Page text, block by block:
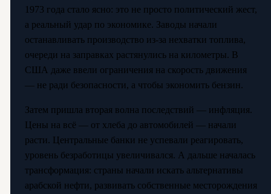
1973 года стало ясно: это не просто политический жест,
а реальный удар по экономике. Заводы начали
останавливать производство из-за нехватки топлива,
очереди на заправках растянулись на километры. В
США даже ввели ограничения на скорость движения
— не ради безопасности, а чтобы экономить бензин.
Затем пришла вторая волна последствий — инфляция.
Цены на всё — от хлеба до автомобилей — начали
расти. Центральные банки не успевали реагировать,
уровень безработицы увеличивался. А дальше началась
трансформация: страны начали искать альтернативы
арабской нефти, развивать собственные месторождения